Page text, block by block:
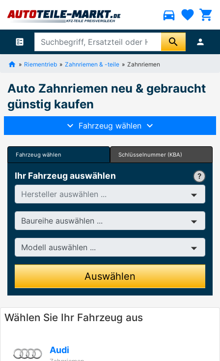
directions_car favorite shopping_cart
ballot search person
Riementrieb Zahnriemen & -teile Zahnriemen
Auto Zahnriemen neu & gebraucht
günstig kaufen
Fahrzeug wählen
Fahrzeug wählen Schlüsselnummer (KBA)
Ihr Fahrzeug auswählen
Hersteller
Baureihe
Modell
Auswählen
Wählen Sie Ihr Fahrzeug aus
Audi